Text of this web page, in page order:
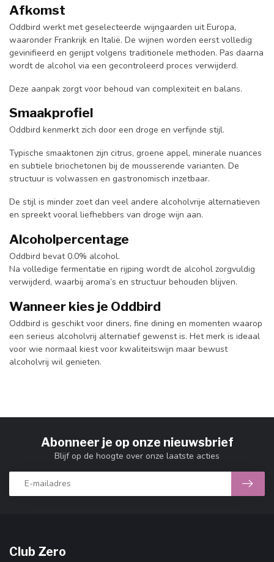
Afkomst
Oddbird werkt met geselecteerde wijngaarden uit Europa,
waaronder Frankrijk en Italië. De wijnen worden eerst volledig
gevinifieerd en gerijpt volgens traditionele methoden. Pas daarna
wordt de alcohol via een gecontroleerd proces verwijderd.
Deze aanpak zorgt voor behoud van complexiteit en balans.
Smaakprofiel
Oddbird kenmerkt zich door een droge en verfijnde stijl.
Typische smaaktonen zijn citrus, groene appel, minerale nuances
en subtiele briochetonen bij de mousserende varianten. De
structuur is volwassen en gastronomisch inzetbaar.
De stijl is minder zoet dan veel andere alcoholvrije alternatieven
en spreekt vooral liefhebbers van droge wijn aan.
Alcoholpercentage
Oddbird bevat 0.0% alcohol.
Na volledige fermentatie en rijping wordt de alcohol zorgvuldig
verwijderd, waarbij aroma’s en structuur behouden blijven.
Wanneer kies je Oddbird
Oddbird is geschikt voor diners, fine dining en momenten waarop
een serieus alcoholvrij alternatief gewenst is. Het merk is ideaal
voor wie normaal kiest voor kwaliteitswijn maar bewust
alcoholvrij wil genieten.
Abonneer je op onze nieuwsbrief
Blijf op de hoogte over onze laatste acties
Club Zero